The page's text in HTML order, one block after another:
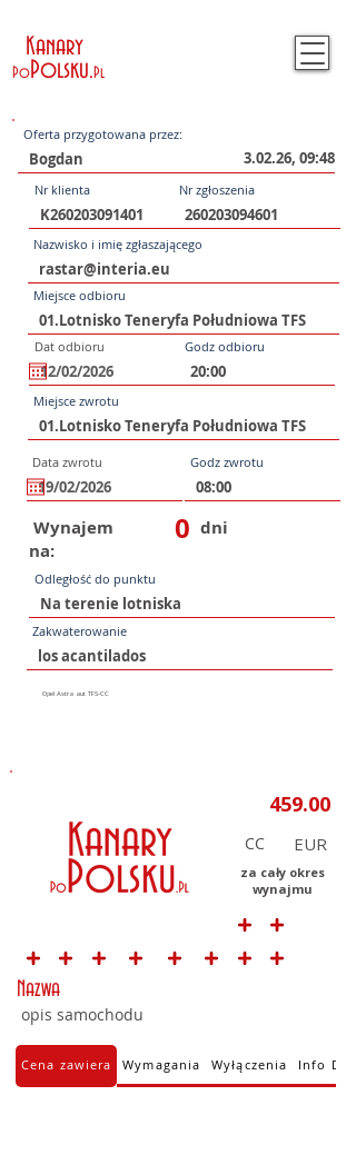
Kanary
PoPolsku.Pl
Oferta przygotowana przez:
3.02.26, 09:48
Nr klienta Nr zgłoszenia
Nazwisko i imię zgłaszającego
Miejsce odbioru
Dat odbioru Godz odbioru
Miejsce zwrotu
Data zwrotu Godz zwrotu
Wynajem
na:
0 dni
Odległość do punktu
Zakwaterowanie
CC
za cały okres
wynajmu
Nazwa
opis samochodu
Cena zawiera Wymagania Wyłączenia Info